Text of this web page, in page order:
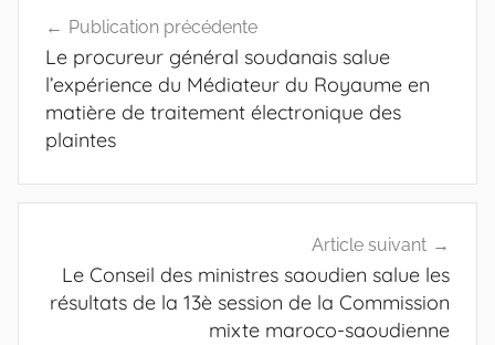
de
l’article
Publication précédente
Le procureur général soudanais salue
l’expérience du Médiateur du Royaume en
matière de traitement électronique des
plaintes
Article suivant
Le Conseil des ministres saoudien salue les
résultats de la 13è session de la Commission
mixte maroco-saoudienne